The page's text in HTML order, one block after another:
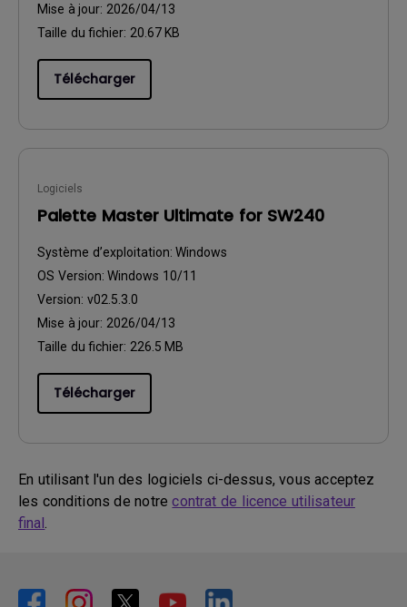
Mise à jour: 2026/04/13
Taille du fichier: 20.67 KB
Télécharger
Logiciels
Palette Master Ultimate for SW240
Système d’exploitation: Windows
OS Version: Windows 10/11
Version: v02.5.3.0
Mise à jour: 2026/04/13
Taille du fichier: 226.5 MB
Télécharger
En utilisant l'un des logiciels ci-dessus, vous acceptez
les conditions de notrecontrat de licence utilisateur
final.